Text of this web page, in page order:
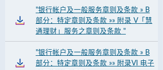
"银行帐户及一般服务章则及条款 » B
部分：特定章则及条款 »» 附录 V「慧
通理财」服务之章则及条款 "
"银行帐户及一般服务章则及条款 » B
部分：特定章则及条款 »» 附录VI 电子